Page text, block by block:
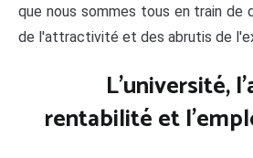
que nous sommes tous en train de
de l'attractivité et des abrutis de
L'université,
rentabilité et